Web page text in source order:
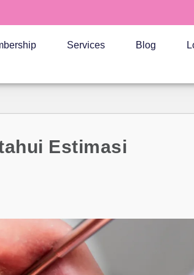
Services Blog
Estimasi